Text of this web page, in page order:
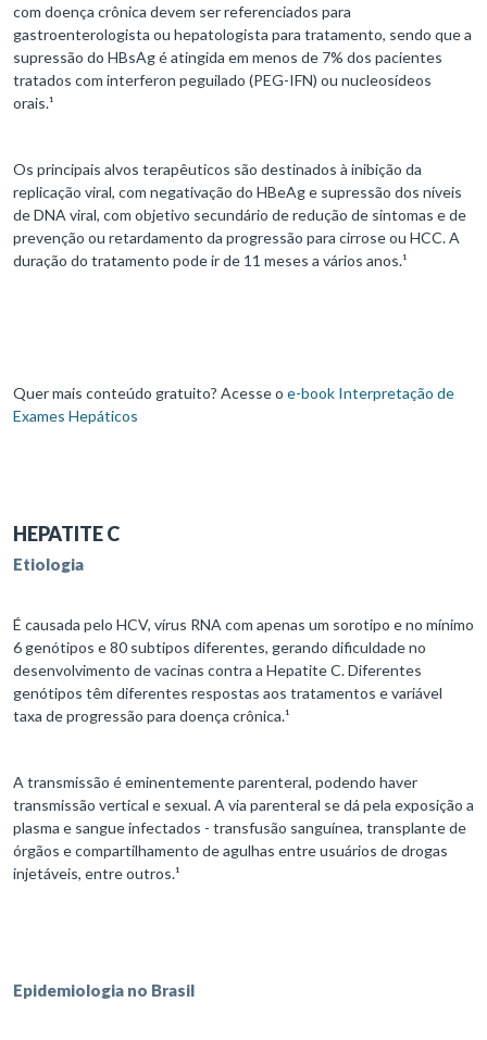
com doença crônica devem ser referenciados para
gastroenterologista ou hepatologista para tratamento, sendo que a
supressão do HBsAg é atingida em menos de 7% dos pacientes
tratados com interferon peguilado (PEG-IFN) ou nucleosídeos
orais.¹
Os principais alvos terapêuticos são destinados à inibição da
replicação viral, com negativação do HBeAg e supressão dos níveis
de DNA viral, com objetivo secundário de redução de sintomas e de
prevenção ou retardamento da progressão para cirrose ou HCC. A
duração do tratamento pode ir de 11 meses a vários anos.¹
Quer mais conteúdo gratuito? Acesse o e-book Interpretação de
Exames Hepáticos
HEPATITE C
Etiologia
É causada pelo HCV, vírus RNA com apenas um sorotipo e no mínimo
6 genótipos e 80 subtipos diferentes, gerando dificuldade no
desenvolvimento de vacinas contra a Hepatite C. Diferentes
genótipos têm diferentes respostas aos tratamentos e variável
taxa de progressão para doença crônica.¹
A transmissão é eminentemente parenteral, podendo haver
transmissão vertical e sexual. A via parenteral se dá pela exposição a
plasma e sangue infectados - transfusão sanguínea, transplante de
órgãos e compartilhamento de agulhas entre usuários de drogas
injetáveis, entre outros.¹
Epidemiologia no Brasil